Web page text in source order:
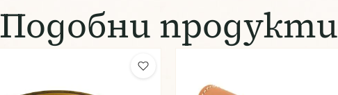
Подобни продукти